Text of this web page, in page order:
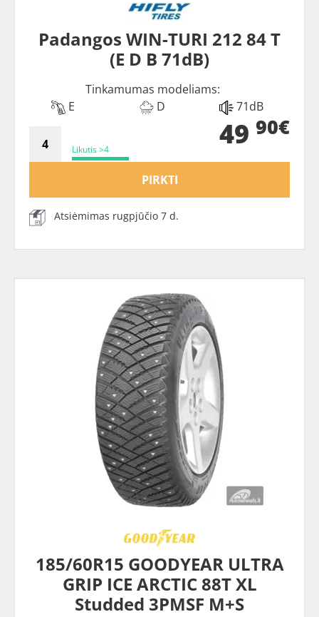
Padangos WIN-TURI 212 84 T
(E D B 71dB)
Tinkamumas modeliams:
E
D 71dB
Likutis >4 49 90€
PIRKTI
Atsiėmimas rugpjūčio 7 d.
185/60R15 GOODYEAR ULTRA
GRIP ICE ARCTIC 88T XL
Studded 3PMSF M+S